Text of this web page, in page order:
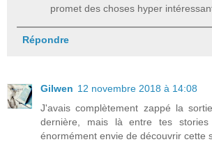
promet des choses hyper
Répondre
Gilwen 12 novembre 2018 à 14:08
J'avais complètement zappé la
dernière, mais là entre tes
énormément envie de découvrir cette